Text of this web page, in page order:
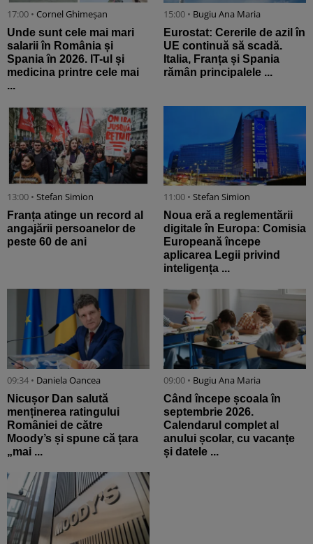
17:00 • Cornel Ghimeșan
Unde sunt cele mai mari
salarii în România și
Spania în 2026. IT-ul și
medicina printre cele mai
...
15:00 • Bugiu ⁠Ana Maria
Eurostat: Cererile de azil în
UE continuă să scadă.
Italia, Franța și Spania
rămân principalele ...
13:00 • Stefan Simion
Franța atinge un record al
angajării persoanelor de
peste 60 de ani
11:00 • Stefan Simion
Noua eră a reglementării
digitale în Europa: Comisia
Europeană începe
aplicarea Legii privind
inteligența ...
09:34 • Daniela Oancea
Nicușor Dan salută
menținerea ratingului
României de către
Moody’s și spune că țara
„mai ...
09:00 • Bugiu ⁠Ana Maria
Când începe școala în
septembrie 2026.
Calendarul complet al
anului școlar, cu vacanțe
și datele ...